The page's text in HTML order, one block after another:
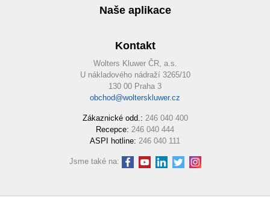
Naše aplikace
Kontakt
Wolters Kluwer ČR, a.s.
U nákladového nádraží 3265/10
130 00 Praha 3
obchod@wolterskluwer.cz
Zákaznické odd.: 246 040 400
Recepce: 246 040 444
ASPI hotline: 246 040 111
Jsme také na: